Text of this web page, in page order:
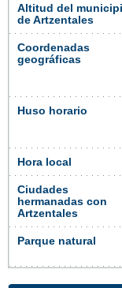
Altitud del
de Artzentales
Coordenadas
geográficas
Huso horario
Hora local
Ciudades
hermanadas con
Artzentales
Parque natural